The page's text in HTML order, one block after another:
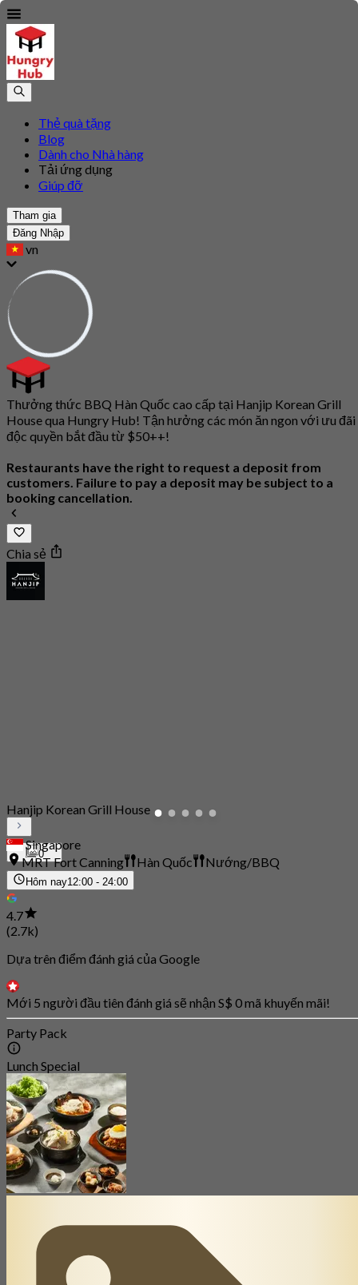
Thẻ quà tặng
Blog
Dành cho Nhà hàng
Tải ứng dụng
Giúp đỡ
Tham gia
Đăng Nhập
vn
Thưởng thức BBQ Hàn Quốc cao cấp tại Hanjip Korean Grill
House qua Hungry Hub! Tận hưởng các món ăn ngon với ưu đãi
độc quyền bắt đầu từ $50++!
Restaurants have the right to request a deposit from
customers. Failure to pay a deposit may be subject to a
booking cancellation.
Chia sẻ
0
Hanjip Korean Grill House
Singapore
MRT Fort Canning
Hàn Quốc Nướng/BBQ
Hôm nay12:00 - 24:00
4.7
(2.7k)
Dựa trên điểm đánh giá của Google
Mới 5 người đầu tiên đánh giá sẽ nhận S$ 0 mã khuyến mãi!
Party Pack
Lunch Special